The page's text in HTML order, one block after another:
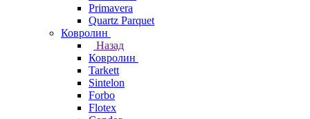
Primavera
Quartz Parquet
Ковролин
Назад
Ковролин
Tarkett
Sintelon
Forbo
Flotex